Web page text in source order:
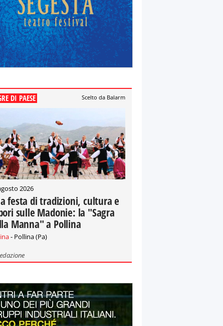
DI PAESE Scelto da Balarm
2026
festa di tradizioni, cultura e
sulle Madonie: la "Sagra
Manna" a Pollina
- Pollina (Pa)